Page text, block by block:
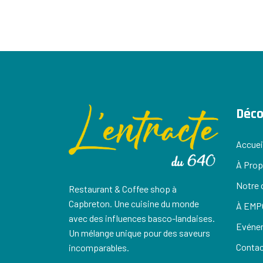
Restaurant & Coffee shop à
Capbreton. Une cuisine du monde
avec des influences basco-landaises.
Un mélange unique pour des saveurs
incomparables.
À
Notre
À